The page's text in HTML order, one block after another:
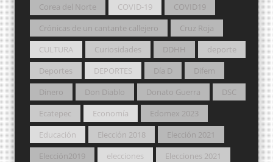
Corea del Norte
COVID-19
COVID19
Crónicas de un cantante callejero
Cruz Roja
CULTURA
Curiosidades DDHH
deporte
Deportes
DEPORTES Día D
Difem
Dinero
Don Diablo Donato Guerra
DSC
Ecatepec
Economía
Edomex 2023
Educación
Elección 2018
Elección 2021
Elección2019
elecciones
Elecciones 2021